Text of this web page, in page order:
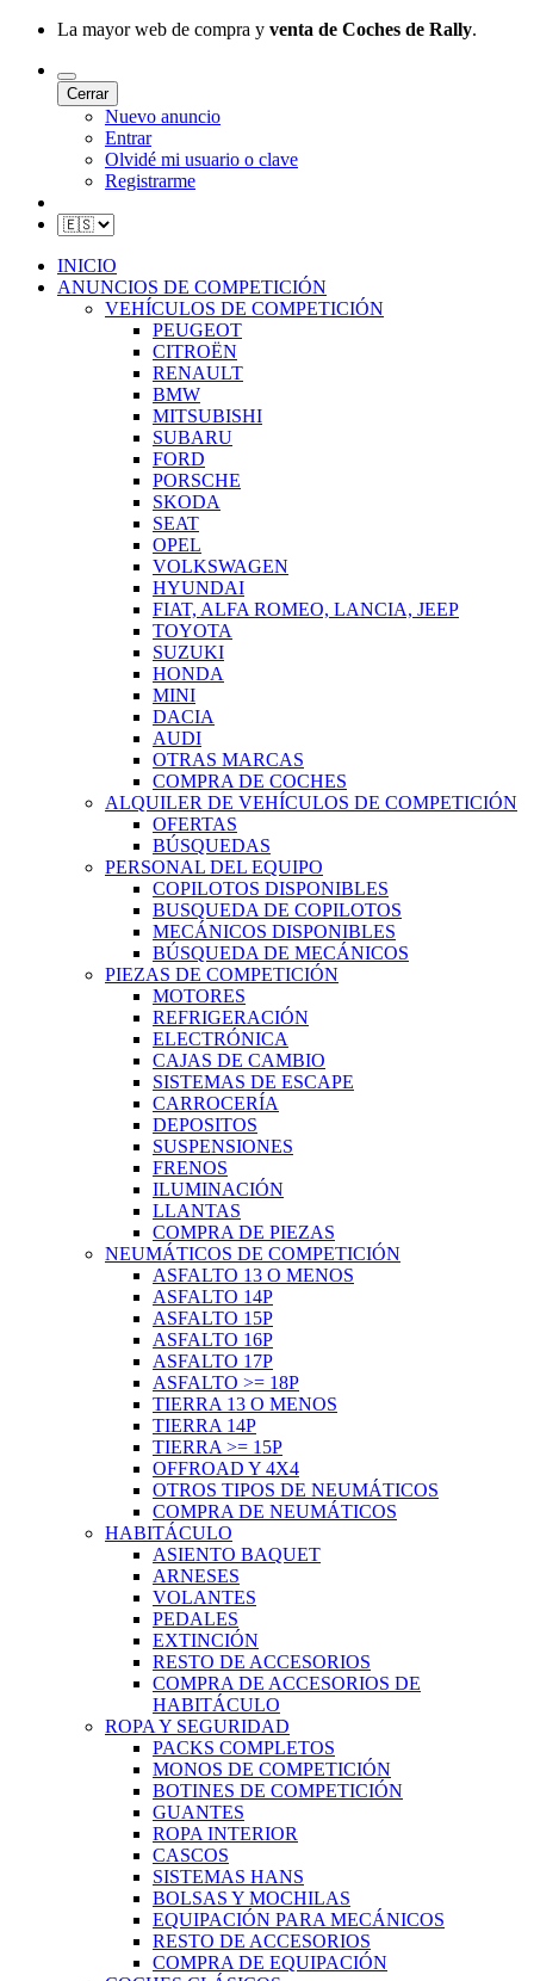
La mayor web de compra y venta de Coches de Rally.
Cerrar
Nuevo anuncio
Entrar
Olvidé mi usuario o clave
Registrarme
INICIO
ANUNCIOS DE COMPETICIÓN
VEHÍCULOS DE COMPETICIÓN
PEUGEOT
CITROËN
RENAULT
BMW
MITSUBISHI
SUBARU
FORD
PORSCHE
SKODA
SEAT
OPEL
VOLKSWAGEN
HYUNDAI
FIAT, ALFA ROMEO, LANCIA, JEEP
TOYOTA
SUZUKI
HONDA
MINI
DACIA
AUDI
OTRAS MARCAS
COMPRA DE COCHES
ALQUILER DE VEHÍCULOS DE COMPETICIÓN
OFERTAS
BÚSQUEDAS
PERSONAL DEL EQUIPO
COPILOTOS DISPONIBLES
BUSQUEDA DE COPILOTOS
MECÁNICOS DISPONIBLES
BÚSQUEDA DE MECÁNICOS
PIEZAS DE COMPETICIÓN
MOTORES
REFRIGERACIÓN
ELECTRÓNICA
CAJAS DE CAMBIO
SISTEMAS DE ESCAPE
CARROCERÍA
DEPOSITOS
SUSPENSIONES
FRENOS
ILUMINACIÓN
LLANTAS
COMPRA DE PIEZAS
NEUMÁTICOS DE COMPETICIÓN
ASFALTO 13 O MENOS
ASFALTO 14P
ASFALTO 15P
ASFALTO 16P
ASFALTO 17P
ASFALTO >= 18P
TIERRA 13 O MENOS
TIERRA 14P
TIERRA >= 15P
OFFROAD Y 4X4
OTROS TIPOS DE NEUMÁTICOS
COMPRA DE NEUMÁTICOS
HABITÁCULO
ASIENTO BAQUET
ARNESES
VOLANTES
PEDALES
EXTINCIÓN
RESTO DE ACCESORIOS
COMPRA DE ACCESORIOS DE
HABITÁCULO
ROPA Y SEGURIDAD
PACKS COMPLETOS
MONOS DE COMPETICIÓN
BOTINES DE COMPETICIÓN
GUANTES
ROPA INTERIOR
CASCOS
SISTEMAS HANS
BOLSAS Y MOCHILAS
EQUIPACIÓN PARA MECÁNICOS
RESTO DE ACCESORIOS
COMPRA DE EQUIPACIÓN